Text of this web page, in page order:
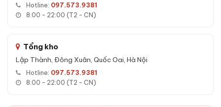
Hotline: 097.573.9381
8:00 - 22:00 (T2 - CN)
Tổng kho
Lập Thành, Đông Xuân, Quốc Oai, Hà Nội
Hotline: 097.573.9381
8:00 - 22:00 (T2 - CN)